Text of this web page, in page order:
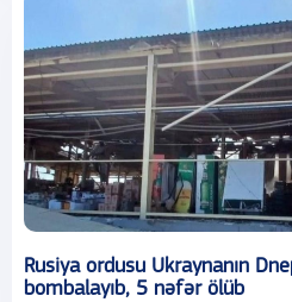
Rusiya ordusu Ukraynanın
bombalayıb, 5 nəfər ölüb